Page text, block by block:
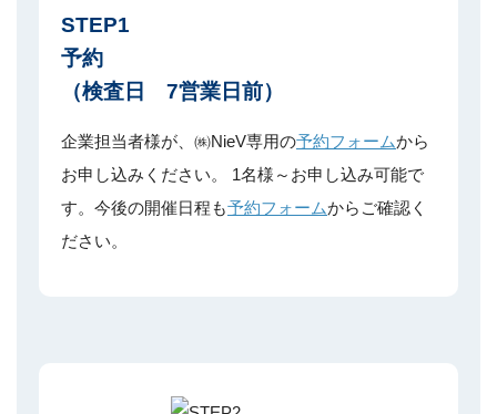
STEP1
予約
（検査日 7営業日前）
企業担当者様が、㈱NieV専用の予約フォームから
お申し込みください。
1名様～お申し込み可能で
す。 今後の開催日程も予約フォームからご確認く
ださい。